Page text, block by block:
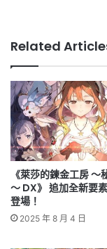
Related
《萊莎的鍊金工房 ～
～ DX》 追加全新要
登場！
2025 年 8 月 4 日